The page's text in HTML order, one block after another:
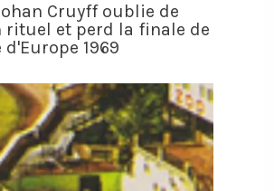
Cruyff oublie de
rituel et perd la finale de
d'Europe 1969